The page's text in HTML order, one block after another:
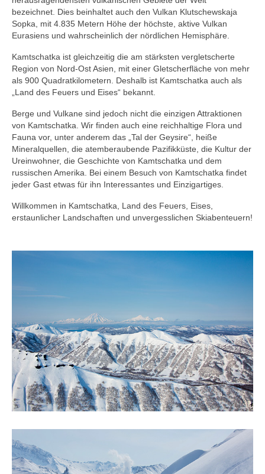
bezeichnet. Dies beinhaltet auch den Vulkan Klutschewskaja
Sopka, mit 4.835 Metern Höhe der höchste, aktive Vulkan
Eurasiens und wahrscheinlich der nördlichen Hemisphäre.
Kamtschatka ist gleichzeitig die am stärksten vergletscherte
Region von Nord-Ost Asien, mit einer Gletscherfläche von mehr
als 900 Quadratkilometern. Deshalb ist Kamtschatka auch als
„Land des Feuers und Eises“ bekannt.
Berge und Vulkane sind jedoch nicht die einzigen Attraktionen
von Kamtschatka. Wir finden auch eine reichhaltige Flora und
Fauna vor, unter anderem das „Tal der Geysire“, heiße
Mineralquellen, die atemberaubende Pazifikküste, die Kultur der
Ureinwohner, die Geschichte von Kamtschatka und dem
russischen Amerika. Bei einem Besuch von Kamtschatka findet
jeder Gast etwas für ihn Interessantes und Einzigartiges.
Willkommen in Kamtschatka, Land des Feuers, Eises,
erstaunlicher Landschaften und unvergesslichen Skiabenteuern!